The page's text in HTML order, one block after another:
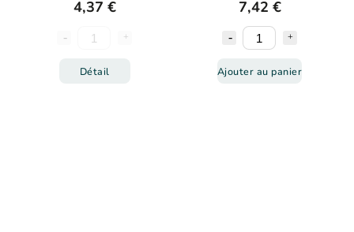
4,37 €
Détail
7,42 €
Ajouter au panier